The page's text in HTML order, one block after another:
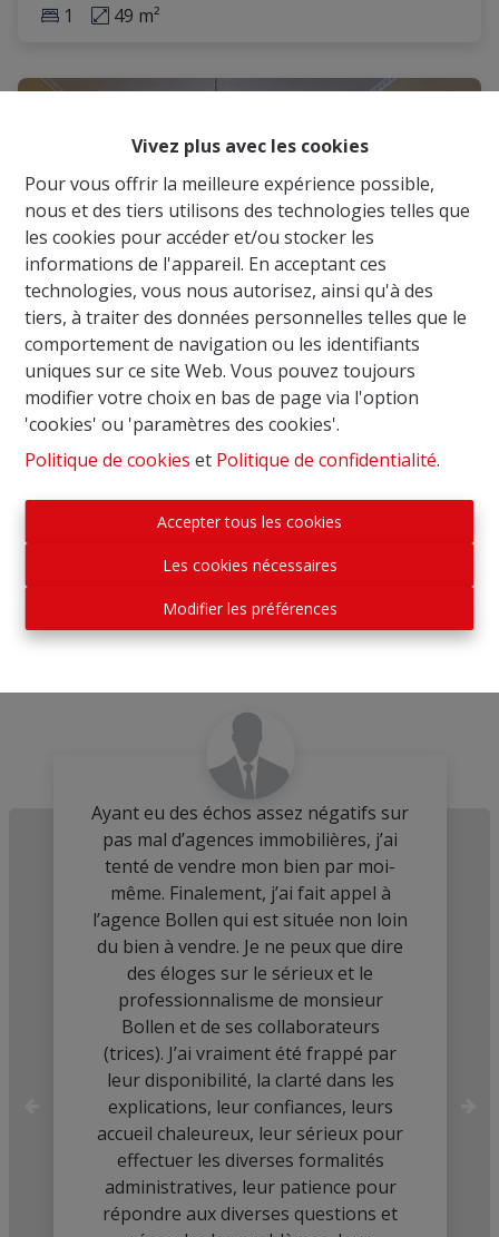
Vivez plus avec les cookies
Pour vous offrir la meilleure expérience possible,
nous et des tiers utilisons des technologies telles que
les cookies pour accéder et/ou stocker les
informations de l'appareil. En acceptant ces
technologies, vous nous autorisez, ainsi qu'à des
tiers, à traiter des données personnelles telles que le
comportement de navigation ou les identifiants
uniques sur ce site Web. Vous pouvez toujours
modifier votre choix en bas de page via l'option
'cookies' ou 'paramètres des cookies'.
Politique de cookies et Politique de confidentialité.
Accepter tous les cookies
Les cookies nécessaires
Modifier les préférences
1 49 m²
Charmante Maison avec grand garage de
58m²
302 m² 2
Ayant eu des échos assez négatifs sur
pas mal d’agences immobilières, j’ai
tenté de vendre mon bien par moi-
même. Finalement, j’ai fait appel à
l’agence Bollen qui est située non loin
du bien à vendre. Je ne peux que dire
des éloges sur le sérieux et le
professionnalisme de monsieur
Bollen et de ses collaborateurs
(trices). J’ai vraiment été frappé par
leur disponibilité, la clarté dans les
explications, leur confiances, leurs
accueil chaleureux, leur sérieux pour
effectuer les diverses formalités
administratives, leur patience pour
répondre aux diverses questions et